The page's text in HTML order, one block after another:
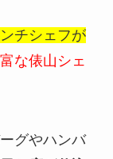
チシェフが
な俵山シェ
グやハンバ